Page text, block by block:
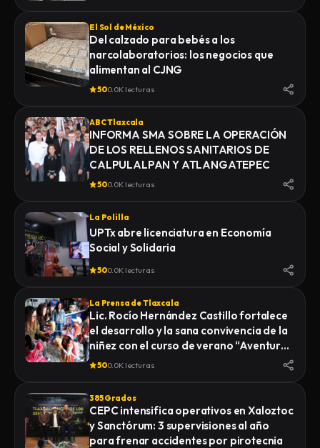
El Sol de México
Del calzado para bebés a los
narcolaboratorios: los negocios que
alimentan al CJNG
500.0K lecturas
ABC Tlaxcala
INFORMA SMA SOBRE LA OPERACIÓN
DE LOS RELLENOS SANITARIOS DE
CALPULALPAN Y ATLANGATEPEC
500.0K lecturas
La Polilla
UPTx abre licenciatura en Economía
Social y Solidaria
500.0K lecturas
La Prensa de Tlaxcala
Lic. Rocío Hernández Castillo fortalece
el desarrollo y la sana convivencia de la
niñez con el curso de verano “Aventuras
Diferentes”.
500.0K lecturas
385 Grados
CEPC intensifica operativos en Xaloztoc
y Sanctórum: 3 supervisiones al año
para frenar accidentes por pirotecnia